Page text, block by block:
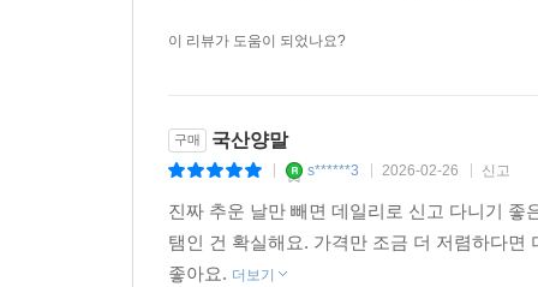
이 리뷰가 도움이 되었나요?
구매 국산양말
s******3 2026-02-26 신고
진짜 추운 날만 빼면 데일리로 신고 다니기
탬인 건 확실해요. 가격만 조금 더 저렴하다
좋아요. 더보기